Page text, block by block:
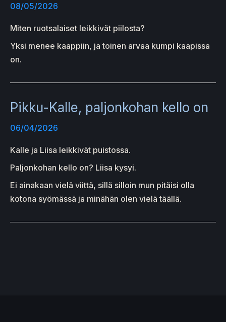
08/05/2026
Miten ruotsalaiset leikkivät piilosta?
Yksi menee kaappiin, ja toinen arvaa kumpi kaapissa
on.
Pikku-Kalle, paljonkohan kello on
06/04/2026
Kalle ja Liisa leikkivät puistossa.
Paljonkohan kello on? Liisa kysyi.
Ei ainakaan vielä viittä, sillä silloin mun pitäisi olla
kotona syömässä ja minähän olen vielä täällä.